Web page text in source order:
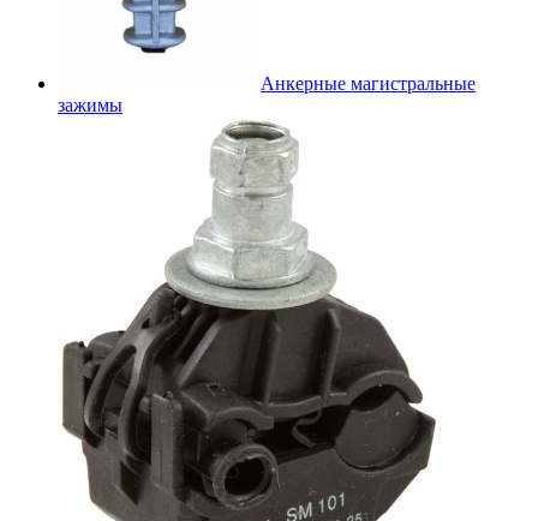
Анкерные магистральные
зажимы